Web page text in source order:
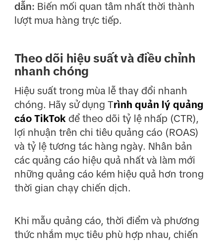
dẫn: Biến mối quan tâm nhất thời thành
lượt mua hàng trực tiếp.
Theo dõi hiệu suất và điều chỉnh
nhanh chóng
Hiệu suất trong mùa lễ thay đổi nhanh
chóng. Hãy sử dụng Trình quản lý quảng
cáo TikTok để theo dõi tỷ lệ nhấp (CTR),
lợi nhuận trên chi tiêu quảng cáo (ROAS)
và tỷ lệ tương tác hàng ngày. Nhân bản
các quảng cáo hiệu quả nhất và làm mới
những quảng cáo kém hiệu quả hơn trong
thời gian chạy chiến dịch.
Khi mẫu quảng cáo, thời điểm và phương
thức nhắm mục tiêu phù hợp nhau, chiến